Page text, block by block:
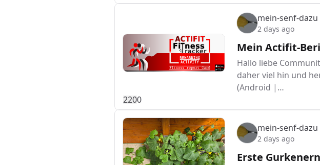
mein-senf-dazu
2 days ago
Mein Actifit-
Hallo liebe
daher viel hin und
(Android |…
2200
mein-senf-dazu
2 days ago
Erste